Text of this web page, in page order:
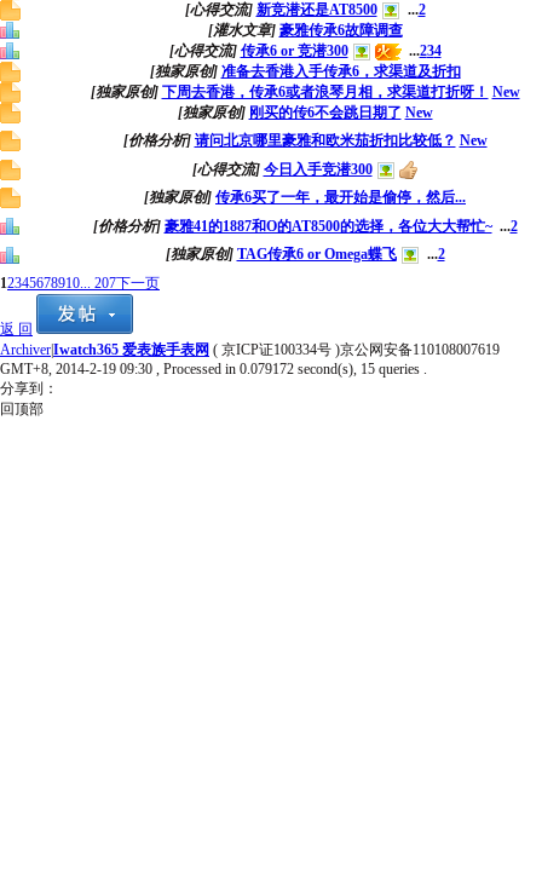
[心得交流] 新竞潜还是AT8500 ...2
[灌水文章] 豪雅传承6故障调查
[心得交流] 传承6 or 竞潜300 ...234
[独家原创] 准备去香港入手传承6，求渠道及折扣
[独家原创] 下周去香港，传承6或者浪琴月相，求渠道打折呀！ New
[独家原创] 刚买的传6不会跳日期了 New
[价格分析] 请问北京哪里豪雅和欧米茄折扣比较低？ New
[心得交流] 今日入手竞潜300
[独家原创] 传承6买了一年，最开始是偷停，然后...
[价格分析] 豪雅41的1887和O的AT8500的选择，各位大大帮忙~ ...2
[独家原创] TAG传承6 or Omega蝶飞 ...2
12345678910... 207下一页
返 回
ArchiverIwatch365 爱表族手表网 ( 京ICP证100334号 )京公网安备110108007619
GMT+8, 2014-2-19 09:30 , Processed in 0.079172 second(s), 15 queries .
分享到：
回顶部